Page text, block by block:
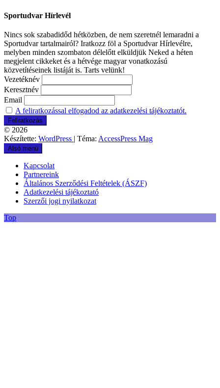
Sportudvar Hírlevél
Nincs sok szabadidőd hétközben, de nem szeretnél lemaradni a
Sportudvar tartalmairól? Iratkozz föl a Sportudvar Hírlevélre,
melyben minden szombaton délelőtt elküldjük Neked a héten
megjelent cikkeket és a hétvége magyar vonatkozású
közvetítéseinek listáját is. Tarts velünk!
Vezetéknév
Keresztnév
Email
A feliratkozással elfogadod az adatkezelési tájékoztatót.
© 2026
Készítette: WordPress | Téma: AccessPress Mag
Alsó menü
Kapcsolat
Partnereink
Általános Szerződési Feltételek (ÁSZF)
Adatkezelési tájékoztató
Szerzői jogi nyilatkozat
Top